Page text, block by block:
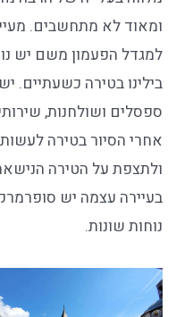
ומאוד לא מתחשבים.
למגדל הפעמון משם יש
בילינו בטירה כשעתיים.
ספסלים ושולחנות,
אחרי הסיור בטירה
ולתצפת על הטירה
בעיירה עצמה יש
נוחות שונות.